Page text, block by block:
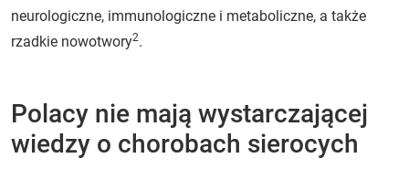
neurologiczne, immunologiczne i metaboliczne, a także
rzadkie nowotwory2.
Polacy nie mają wystarczającej
wiedzy o chorobach sierocych